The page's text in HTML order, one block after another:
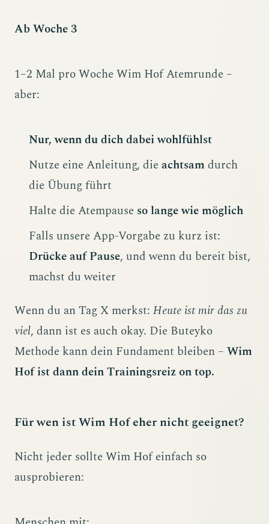
Ab Woche 3
1–2 Mal pro Woche Wim Hof Atemrunde –
aber:
Nur, wenn du dich dabei wohlfühlst
Nutze eine Anleitung, dieachtsam durch
die Übung führt
Halte die Atempause so lange wie möglich
Falls unsere App-Vorgabe zu kurz ist:
Drücke auf Pause, und wenn du bereit bist,
machst du weiter
Wenn du an Tag X merkst: Heute ist mir das zu
viel, dann ist es auch okay. Die Buteyko
Methode kann dein Fundament bleiben – Wim
Hof ist dann dein Trainingsreiz on top.
Für wen ist Wim Hof eher nicht geeignet?
Nicht jeder sollte Wim Hof einfach so
ausprobieren: